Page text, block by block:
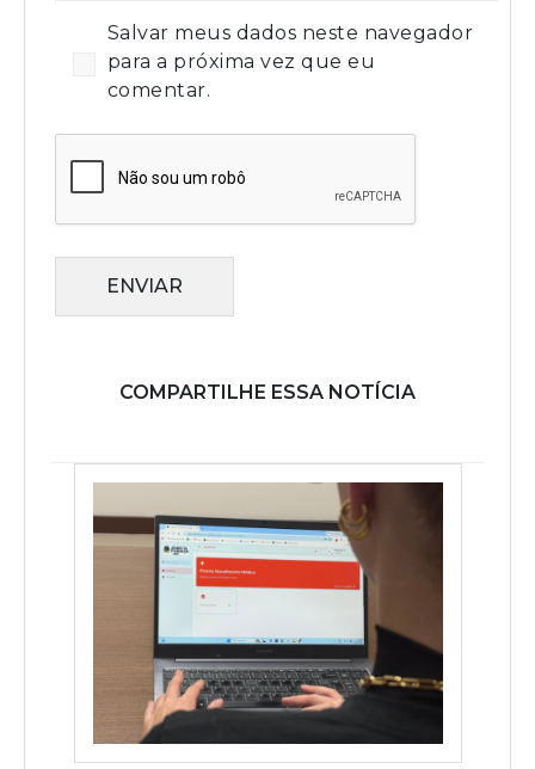
Salvar meus dados neste navegador
para a próxima vez que eu
comentar.
ENVIAR
COMPARTILHE ESSA NOTÍCIA